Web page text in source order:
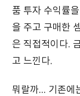
품 투자 수익률
을 주고 구매한
은 직접적이다.
고 느낀다.
뭐랄까... 기존에